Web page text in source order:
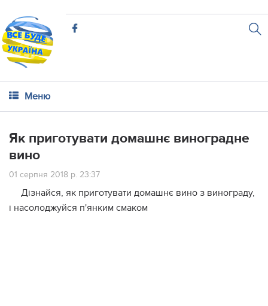
Меню
Як приготувати домашнє виноградне
вино
01 серпня 2018 р. 23:37
Дізнайся, як приготувати домашнє вино з винограду,
і насолоджуйся п'янким смаком